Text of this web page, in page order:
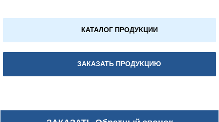
КАТАЛОГ ПРОДУКЦИИ
ЗАКАЗАТЬ ПРОДУКЦИЮ